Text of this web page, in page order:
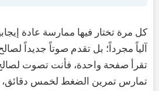
كل مرة تختار فيها ممارسة عادة
آلياً مجرداً؛ بل تقدم صوتاً جديداً
تقرأ صفحة واحدة، فأنت تصوت
تمارس تمرين الضغط لخمس